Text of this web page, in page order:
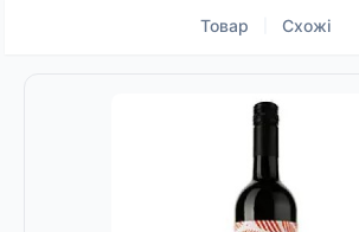
Товар Схожі